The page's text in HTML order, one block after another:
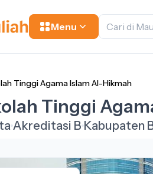
Menu
Tinggi Agama Islam Al-Hikmah
Tinggi
Akreditasi B Kabupaten